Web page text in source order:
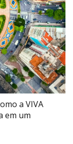
a VIVA
em um